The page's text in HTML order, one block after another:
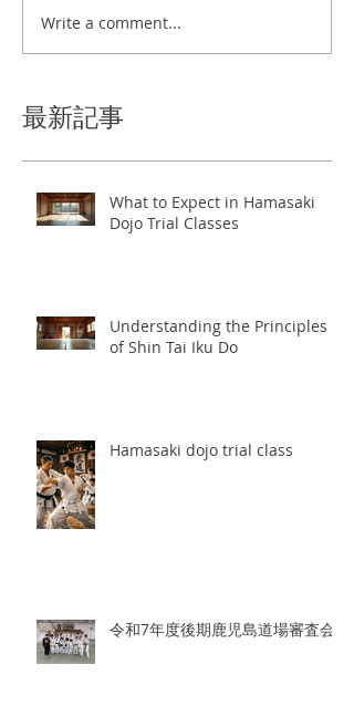
Write a comment...
最新記事
What to Expect in Hamasaki
Dojo Trial Classes
Understanding the Principles
of Shin Tai Iku Do
Hamasaki dojo trial class
令和7年度後期鹿児島道場審査会